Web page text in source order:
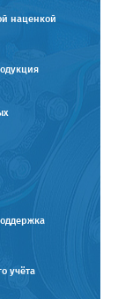
наценкой
учёта